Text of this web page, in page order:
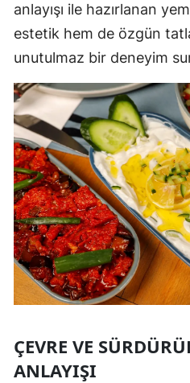
anlayışı ile hazırlanan
estetik hem de özgün
unutulmaz bir deneyim
ÇEVRE VE
ANLAYIŞI